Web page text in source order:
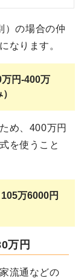
）の場合の仲
なります。
円-400万
め、400万円
を使うこと
万6000円
万円
流通などの